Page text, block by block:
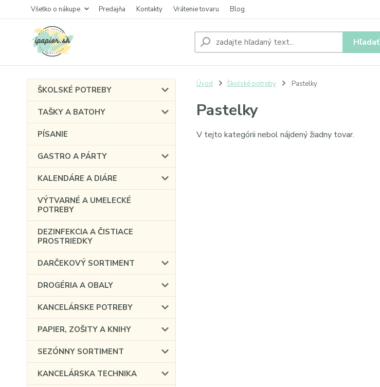
Všetko o nákupe Predajňa Kontakty Vrátenie tovaru Blog
Hľadať
ŠKOLSKÉ POTREBY
TAŠKY A BATOHY
PÍSANIE
GASTRO A PÁRTY
KALENDÁRE A DIÁRE
VÝTVARNÉ A UMELECKÉ
POTREBY
DEZINFEKCIA A ČISTIACE
PROSTRIEDKY
DARČEKOVÝ SORTIMENT
DROGÉRIA A OBALY
KANCELÁRSKE POTREBY
PAPIER, ZOŠITY A KNIHY
SEZÓNNY SORTIMENT
KANCELÁRSKA TECHNIKA
Úvod Školské potreby Pastelky
Pastelky
V tejto kategórii nebol nájdený žiadny tovar.